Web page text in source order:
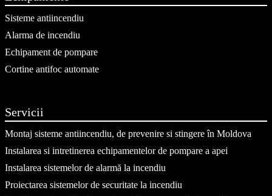
Sisteme antiincendiu
Alarma de incendiu
Echipament de pompare
Cortine antifoc automate
Servicii
Montaj sisteme antiincendiu, de prevenire si stingere în Moldova
Instalarea si intretinerea echipamentelor de pompare a apei
Instalarea sistemelor de alarmă la incendiu
Proiectarea sistemelor de securitate la incendiu